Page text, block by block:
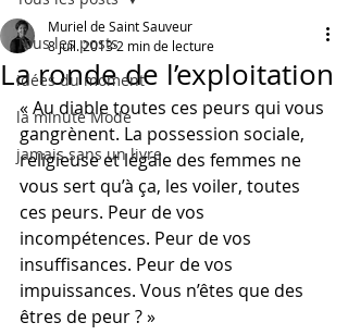
Tous les posts
idées du moment
la minute Mode
jamais sans un livre
La ronde de l’exploitation
Muriel de Saint Sauveur
8 juil. 20132 min de lecture
« Au diable toutes ces peurs qui vous
gangrènent. La possession sociale,
religieuse et légale des femmes ne
vous sert qu’à ça, les voiler, toutes
ces peurs. Peur de vos
incompétences. Peur de vos
insuffisances. Peur de vos
impuissances. Vous n’êtes que des
êtres de peur ? »